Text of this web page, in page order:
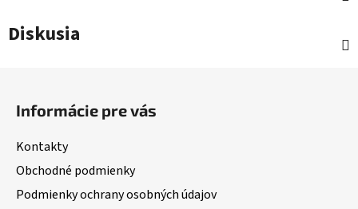
Diskusia
Informácie pre vás
Kontakty
Obchodné podmienky
Podmienky ochrany osobných údajov